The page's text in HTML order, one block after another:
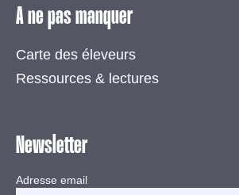
Newsletter
Adresse email
A ne pas manquer
Carte des éleveurs
Ressources & lectures